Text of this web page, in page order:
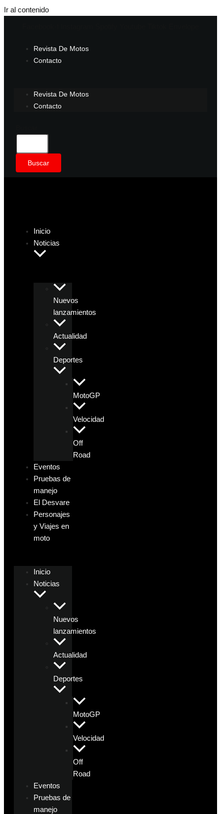
Ir al contenido
Revista De Motos
Contacto
Revista De Motos
Contacto
Buscar
Inicio
Noticias
Nuevos
lanzamientos
Actualidad
Deportes
MotoGP
Velocidad
Off
Road
Eventos
Pruebas de
manejo
El Desvare
Personajes
y Viajes en
moto
Inicio
Noticias
Nuevos
lanzamientos
Actualidad
Deportes
MotoGP
Velocidad
Off
Road
Eventos
Pruebas de
manejo